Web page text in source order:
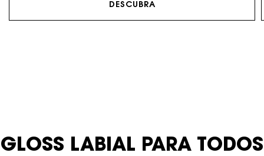
DESCUBRA
GLOSS LABIAL PARA TODOS